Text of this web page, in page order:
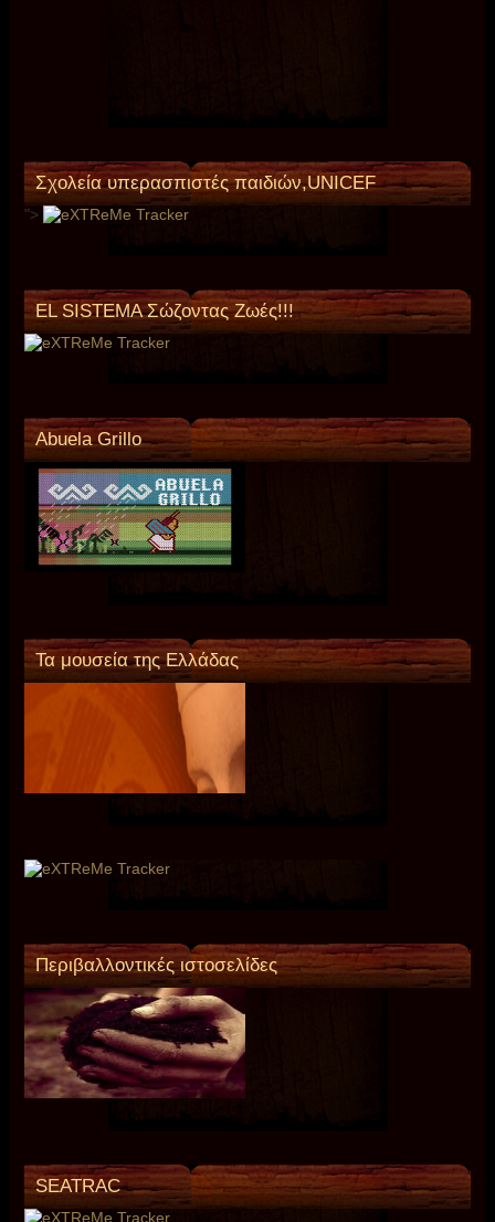
Σχολεία υπερασπιστές παιδιών,UNICEF
">
EL SISTEMA Σώζοντας Ζωές!!!
Abuela Grillo
Τα μουσεία της Ελλάδας
Περιβαλλοντικές ιστοσελίδες
SEATRAC